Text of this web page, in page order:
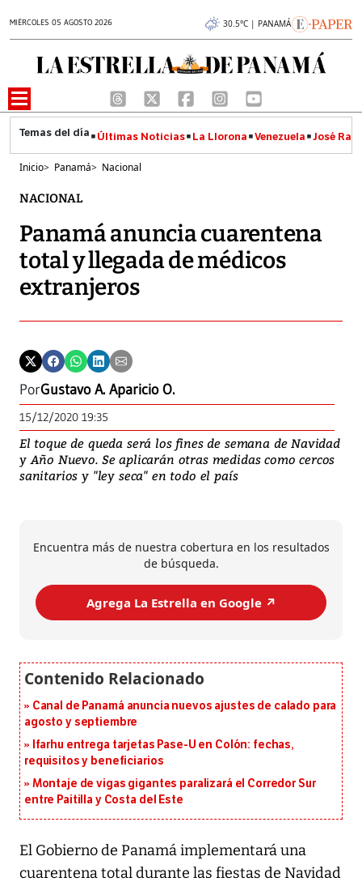
MIÉRCOLES 05 AGOSTO 2026 30.5°C | PANAMÁ
Últimas Noticias La Llorona Venezuela José
Inicio> Panamá> Nacional
NACIONAL
Panamá anuncia cuarentena
total y llegada de médicos
extranjeros
PorGustavo A. Aparicio O.
15/12/2020 19:35
El toque de queda será los fines de semana de Navidad
y Año Nuevo. Se aplicarán otras medidas como cercos
sanitarios y "ley seca" en todo el país
Encuentra más de nuestra cobertura en los resultados
de búsqueda.
Agrega La Estrella en Google ↗️
Canal de Panamá anuncia nuevos ajustes de calado para
agosto y septiembre
Ifarhu entrega tarjetas Pase-U en Colón: fechas,
requisitos y beneficiarios
Montaje de vigas gigantes paralizará el Corredor Sur
entre Paitilla y Costa del Este
El Gobierno de Panamá implementará una
cuarentena total durante las fiestas de Navidad